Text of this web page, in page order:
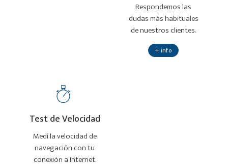
Respondemos las
dudas más habituales
de nuestros clientes.
+ info
Test de Velocidad
Medí la velocidad de
navegación con tu
conexión a Internet.